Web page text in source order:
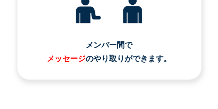
メンバー間で
メッセージのやり取りができます。